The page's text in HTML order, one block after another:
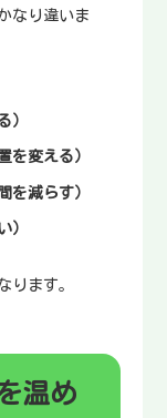
なり違いま
）
を変える）
を減らす）
）
ります。
温め